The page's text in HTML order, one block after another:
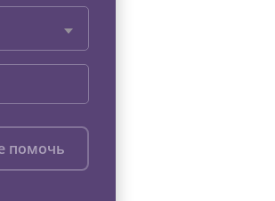
помочь